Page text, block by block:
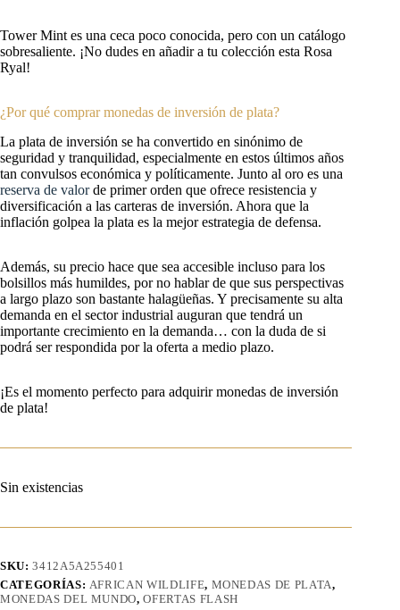
Tower Mint es una ceca poco conocida, pero con un catálogo
sobresaliente. ¡No dudes en añadir a tu colección esta Rosa
Ryal!
¿Por qué comprar monedas de inversión de plata?
La plata de inversión se ha convertido en sinónimo de
seguridad y tranquilidad, especialmente en estos últimos años
tan convulsos económica y políticamente. Junto al oro es una
reserva de valorde primer orden que ofrece resistencia y
diversificación a las carteras de inversión. Ahora que la
inflación golpea la plata es la mejor estrategia de defensa.
Además, su precio hace que sea accesible incluso para los
bolsillos más humildes, por no hablar de que sus perspectivas
a largo plazo son bastante halagüeñas. Y precisamente su alta
demanda en el sector industrial auguran que tendrá un
importante crecimiento en la demanda… con la duda de si
podrá ser respondida por la oferta a medio plazo.
¡Es el momento perfecto para adquirir monedas de inversión
de plata!
Sin existencias
SKU:3412A5A255401
CATEGORÍAS: AFRICAN WILDLIFE, MONEDAS DE PLATA,
MONEDAS DEL MUNDO,OFERTAS FLASH